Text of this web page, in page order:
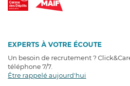
EXPERTS À VOTRE ÉCOUTE
Un besoin de recrutement ?
téléphone 7/7
Être rappelé aujourd'hui